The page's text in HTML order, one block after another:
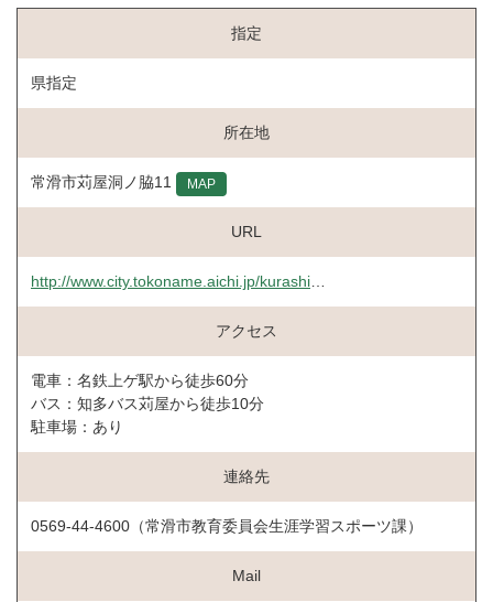
指定
県指定
所在地
常滑市苅屋洞ノ脇11 MAP
URL
http://www.city.tokoname.aichi.jp/kurashi/gakko/1002943/1003040/1004356/1001322.html
アクセス
電車：名鉄上ゲ駅から徒歩60分
バス：知多バス苅屋から徒歩10分
駐車場：あり
連絡先
0569-44-4600（常滑市教育委員会生涯学習スポーツ課）
Mail